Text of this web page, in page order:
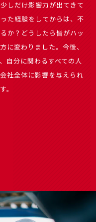
しだけ影響力が出てきて
た経験をしてからは、不
か？どうしたら皆がハッ
に変わりました。今後、
自分に関わるすべての人
社全体に影響を与えられ
。